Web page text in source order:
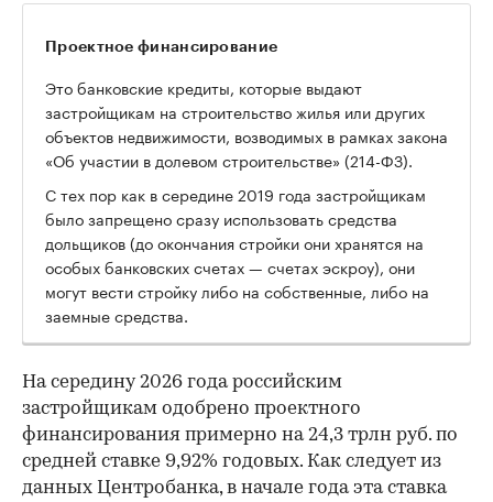
Проектное финансирование
Это банковские кредиты, которые выдают
застройщикам на строительство жилья или других
объектов недвижимости, возводимых в рамках закона
«Об участии в долевом строительстве» (214-ФЗ).
С тех пор как в середине 2019 года застройщикам
было запрещено сразу использовать средства
дольщиков (до окончания стройки они хранятся на
особых банковских счетах — счетах эскроу), они
могут вести стройку либо на собственные, либо на
заемные средства.
На середину 2026 года российским
застройщикам одобрено проектного
финансирования примерно на 24,3 трлн руб. по
средней ставке 9,92% годовых. Как следует из
данных Центробанка, в начале года эта ставка